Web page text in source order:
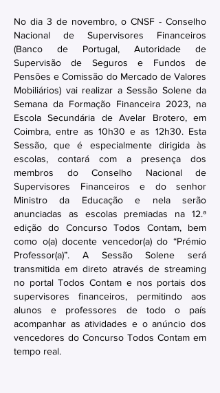
No dia 3 de novembro, o CNSF - Conselho
Nacional de Supervisores Financeiros
(Banco de Portugal, Autoridade de
Supervisão de Seguros e Fundos de
Pensões e Comissão do Mercado de Valores
Mobiliários) vai realizar a Sessão Solene da
Semana da Formação Financeira 2023, na
Escola Secundária de Avelar Brotero, em
Coimbra, entre as 10h30 e as 12h30. Esta
Sessão, que é especialmente dirigida às
escolas, contará com a presença dos
membros do Conselho Nacional de
Supervisores Financeiros e do senhor
Ministro da Educação e nela serão
anunciadas as escolas premiadas na 12.ª
edição do Concurso Todos Contam, bem
como o(a) docente vencedor(a) do “Prémio
Professor(a)”. A Sessão Solene será
transmitida em direto através de streaming
no portal Todos Contam e nos portais dos
supervisores financeiros, permitindo aos
alunos e professores de todo o país
acompanhar as atividades e o anúncio dos
vencedores do Concurso Todos Contam em
tempo real.